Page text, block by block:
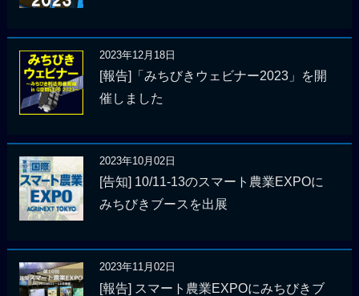
2023年12月18日
[報告]「みちびきウェビナー2023」を開
催しました
2023年10月02日
[告知] 10/11-13のスマート農業EXPOに
みちびきブースを出展
2023年11月02日
[報告] スマート農業EXPOにみちびきブ